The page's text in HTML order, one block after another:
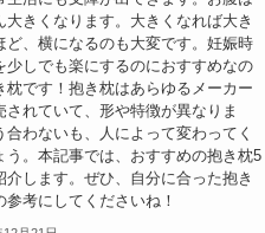
大きくなります。大きくなれば大き
ど、横になるのも大変です。妊娠時
少しでも楽にするのにおすすめなの
枕です！抱き枕はあらゆるメーカー
されていて、形や特徴が異なりま
合わないも、人によって変わってく
う。本記事では、おすすめの抱き枕5
介します。ぜひ、自分に合った抱き
参考にしてくださいね！